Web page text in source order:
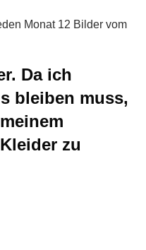
Monat 12 Bilder vom
Da ich
bleiben muss,
zu